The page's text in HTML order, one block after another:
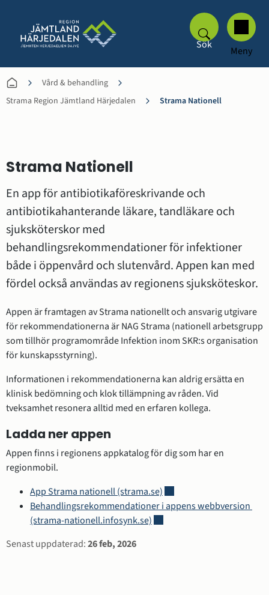
Sök Meny
Vård & behandling
Strama Region Jämtland Härjedalen
Strama Nationell
Strama Nationell
En app för antibiotikaföreskrivande och
antibiotikahanterande läkare, tandläkare och
sjuksköterskor med
behandlingsrekommendationer för infektioner
både i öppenvård och slutenvård. Appen kan med
fördel också användas av regionens sjuksköteskor.
Appen är framtagen av Strama nationellt och ansvarig utgivare
för rekommendationerna är NAG Strama (nationell arbetsgrupp
som tillhör programområde Infektion inom SKR:s organisation
för kunskapsstyrning).
Informationen i rekommendationerna kan aldrig ersätta en
klinisk bedömning och klok tillämpning av råden. Vid
tveksamhet resonera alltid med en erfaren kollega.
Ladda ner appen
Appen finns i regionens appkatalog för dig som har en
regionmobil.
App Strama nationell (strama.se)Länk till annan webbplats.
Behandlingsrekommendationer i appens webbversion
(strama-nationell.infosynk.se)Länk till annan webbplats.
Sidinformation
Senast uppdaterad:26 feb, 2026